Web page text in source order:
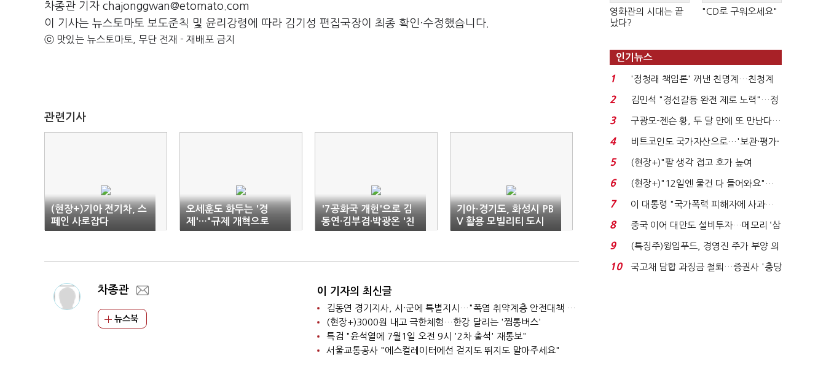
차종관 기자 chajonggwan@etomato.com
이 기사는 뉴스토마토 보도준칙 및 윤리강령에 따라 김기성 편집국장이 최종 확인·수정했습니다.
ⓒ 맛있는 뉴스토마토, 무단 전재 - 재배포 금지
관련기사
(현장+)기아 전기차, 스
페인 사로잡다
오세훈도 화두는 '경
제'…"규제 개혁으로
5% 성장"
'7공화국 개헌'으로 김
동연·김부겸·박광온 '친
문·비명' 뭉쳤다
기아-경기도, 화성시 PB
V 활용 모빌리티 도시
구축 '맞손'
차종관
뉴스북
이 기자의 최신글
김동연 경기지사, 시·군에 특별지시…"폭염 취약계층 안전대책 강화"
(현장+)3000원 내고 극한체험…한강 달리는 '찜통버스'
특검 "윤석열에 7월1일 오전 9시 '2차 출석' 재통보"
서울교통공사 "에스컬레이터에선 걷지도 뛰지도 말아주세요"
영화관의 시대는 끝
났다?
"CD로 구워오세요"
인기뉴스
1
'정청래 책임론' 꺼낸 친명계…친청계
는 추가투표 때리기...
2
김민석 "경선갈등 완전 제로 노력"…정
청래 "반명 공세 사...
3
구광모-젠슨 황, 두 달 만에 또 만난다…
로봇·AI 등 논...
4
비트코인도 국가자산으로…'보관·평가·
처분' 기준은 ...
5
(현장+)"팔 생각 접고 호가 높여
요"…'덜 똘똘한 한 채' 20...
6
(현장+)"12일엔 물건 다 들어와요"…
빈 매대 채우며 문 연 ...
7
이 대통령 "국가폭력 피해자에 사과…
적극적 조사로 진...
8
중국 이어 대만도 설비투자…메모리 ‘삼
국전쟁’
9
(특징주)윙입푸드, 경영진 주가 부양 의
지에 상한가...
10
국고채 담합 과징금 철퇴…증권사 '충당